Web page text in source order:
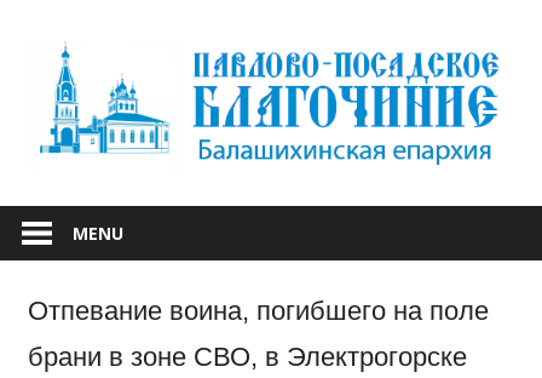
content
ПАВЛОВО-
ПОСАДСКОЕ
БЛАГОЧИНИЕ
MENU
Отпевание воина, погибшего на поле
брани в зоне СВО, в Электрогорске